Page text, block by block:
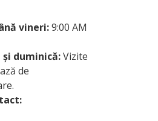
vineri:9:00 AM
și duminică:Vizite
de